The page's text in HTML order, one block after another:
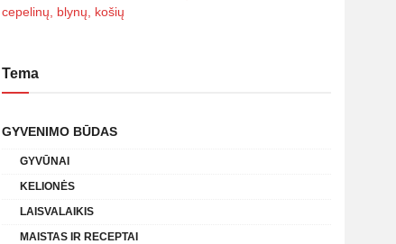
cepelinų, blynų, košių
Tema
GYVENIMO BŪDAS
GYVŪNAI
KELIONĖS
LAISVALAIKIS
MAISTAS IR RECEPTAI